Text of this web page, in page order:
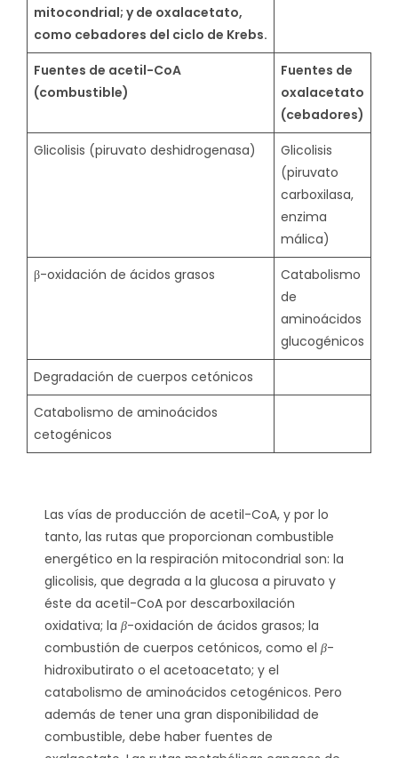
mitocondrial; y de oxalacetato,
como cebadores del ciclo de Krebs.
Fuentes de acetil-CoA
(combustible)
Fuentes de
oxalacetato
(cebadores)
Glicolisis (piruvato deshidrogenasa)
Glicolisis
(piruvato
carboxilasa,
enzima
málica)
β-oxidación de ácidos grasos
Catabolismo
de
aminoácidos
glucogénicos
Degradación de cuerpos cetónicos
Catabolismo de aminoácidos
cetogénicos
Las vías de producción de acetil-CoA, y por lo
tanto, las rutas que proporcionan combustible
energético en la respiración mitocondrial son: la
glicolisis, que degrada a la glucosa a piruvato y
éste da acetil-CoA por descarboxilación
oxidativa; la β-oxidación de ácidos grasos; la
combustión de cuerpos cetónicos, como el β-
hidroxibutirato o el acetoacetato; y el
catabolismo de aminoácidos cetogénicos. Pero
además de tener una gran disponibilidad de
combustible, debe haber fuentes de